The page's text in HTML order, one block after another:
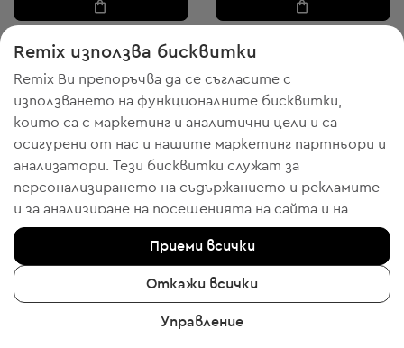
1
XXS Takko Fashion
Remix използва бисквитки
Remix Ви препоръчва да се съгласите с
използването на функционалните бисквитки,
които са с маркетинг и аналитични цели и са
осигурени от нас и нашите маркетинг партньори и
анализатори. Тези бисквитки служат за
персонализирането на съдържанието и рекламите
и за анализиране на посещенията на сайта и на
мобилното приложение - информация, която ни
помага да Ви показваме продукти, които бихте
харесали. Ако сте съгласни, моля потвърдете с
клик върху бутона “Да, съгласен съм“.
За да получите повече информация, моля
Приеми всички
Откажи всички
Управление